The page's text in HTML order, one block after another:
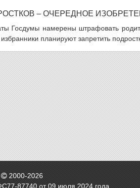
– ОЧЕРЕДНОЕ
Госдумы намерены штрафовать
планируют запретить
2000-2026
87740 от 09 июля 2024 года.